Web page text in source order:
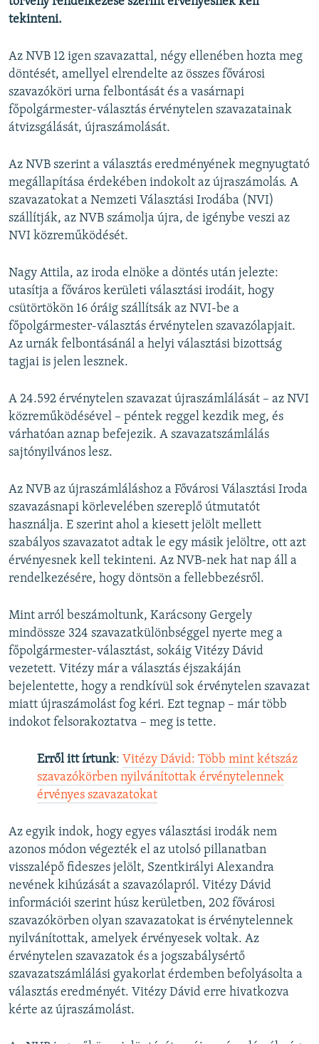
tekinteni.
Az NVB 12 igen szavazattal, négy ellenében hozta meg
döntését, amellyel elrendelte az összes fővárosi
szavazóköri urna felbontását és a vasárnapi
főpolgármester-választás érvénytelen szavazatainak
átvizsgálását, újraszámolását.
Az NVB szerint a választás eredményének megnyugtató
megállapítása érdekében indokolt az újraszámolás. A
szavazatokat a Nemzeti Választási Irodába (NVI)
szállítják, az NVB számolja újra, de igénybe veszi az
NVI közreműködését.
Nagy Attila, az iroda elnöke a döntés után jelezte:
utasítja a főváros kerületi választási irodáit, hogy
csütörtökön 16 óráig szállítsák az NVI-be a
főpolgármester-választás érvénytelen szavazólapjait.
Az urnák felbontásánál a helyi választási bizottság
tagjai is jelen lesznek.
A 24.592 érvénytelen szavazat újraszámlálását – az NVI
közreműködésével – péntek reggel kezdik meg, és
várhatóan aznap befejezik. A szavazatszámlálás
sajtónyilvános lesz.
Az NVB az újraszámláláshoz a Fővárosi Választási Iroda
szavazásnapi körlevelében szereplő útmutatót
használja. E szerint ahol a kiesett jelölt mellett
szabályos szavazatot adtak le egy másik jelöltre, ott azt
érvényesnek kell tekinteni. Az NVB-nek hat nap áll a
rendelkezésére, hogy döntsön a fellebbezésről.
Mint arról beszámoltunk, Karácsony Gergely
mindössze 324 szavazatkülönbséggel nyerte meg a
főpolgármester-választást, sokáig Vitézy Dávid
vezetett. Vitézy már a választás éjszakáján
bejelentette, hogy a rendkívül sok érvénytelen szavazat
miatt újraszámolást fog kéri. Ezt tegnap – már több
indokot felsorakoztatva – meg is tette.
Erről itt írtunk: Vitézy Dávid: Több mint kétszáz
szavazókörben nyilvánítottak érvénytelennek
érvényes szavazatokat
Az egyik indok, hogy egyes választási irodák nem
azonos módon végezték el az utolsó pillanatban
visszalépő fideszes jelölt, Szentkirályi Alexandra
nevének kihúzását a szavazólapról. Vitézy Dávid
információi szerint húsz kerületben, 202 fővárosi
szavazókörben olyan szavazatokat is érvénytelennek
nyilvánítottak, amelyek érvényesek voltak. Az
érvénytelen szavazatok és a jogszabálysértő
szavazatszámlálási gyakorlat érdemben befolyásolta a
választás eredményét. Vitézy Dávid erre hivatkozva
kérte az újraszámolást.